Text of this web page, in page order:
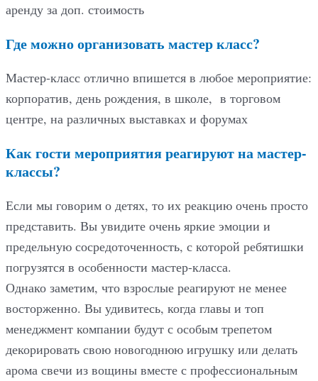
аренду за доп. стоимость
Где можно организовать мастер класс?
Мастер-класс отлично впишется в любое мероприятие:
корпоратив, день рождения, в школе, в торговом
центре, на различных выставках и форумах
Как гости мероприятия реагируют на мастер-
классы?
Если мы говорим о детях, то их реакцию очень просто
представить. Вы увидите очень яркие эмоции и
предельную сосредоточенность, с которой ребятишки
погрузятся в особенности мастер-класса.
Однако заметим, что взрослые реагируют не менее
восторженно. Вы удивитесь, когда главы и топ
менеджмент компании будут с особым трепетом
декорировать свою новогоднюю игрушку или делать
арома свечи из вощины вместе с профессиональным